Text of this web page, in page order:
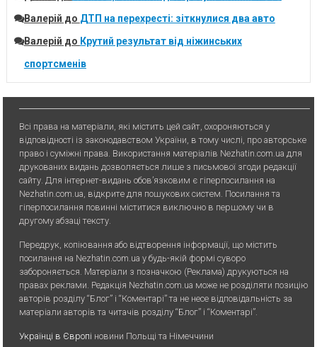
Валерій до ДТП на перехресті: зіткнулися два авто
Валерій до Крутий результат від ніжинських
спортсменів
Всі права на матеріали, які містить цей сайт, охороняються у
відповідності із законодавством України, в тому числі, про авторське
право і суміжні права. Використання матерiалiв Nezhatin.com.ua для
друкованих видань дозволяється лише з письмової згоди редакції
сайту. Для iнтернет-видань обов’язковим є гiперпосилання на
Nezhatin.com.ua, відкрите для пошукових систем. Посилання та
гіперпосилання повинні міститися виключно в першому чи в
другому абзаці тексту.
Передрук, копiювання або вiдтворення iнформацiї, що мiстить
посилання на Nezhatin.com.ua у будь-якiй формi суворо
забороняється. Матеріали з позначкою (Реклама) друкуються на
правах реклами. Редакція Nezhatin.com.ua може не розділяти позицію
авторів розділу “Блог” і “Коментарі” та не несе відповідальність за
матеріали авторів та читачів розділу “Блог” і “Коментарі”.
Українці в Європі новини Польщі та Німеччини